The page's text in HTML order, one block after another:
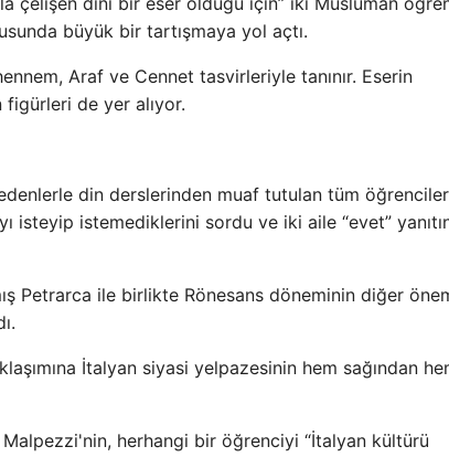
büyük bir tartışmaya yol açtı.
Araf ve Cennet tasvirleriyle tanınır. Eserin
figürleri de yer alıyor.
din derslerinden muaf tutulan tüm
istemediklerini sordu ve iki aile “evet”
Petrarca ile birlikte Rönesans döneminin diğer
İtalyan siyasi yelpazesinin hem sağından
herhangi bir öğrenciyi “İtalyan kültürü